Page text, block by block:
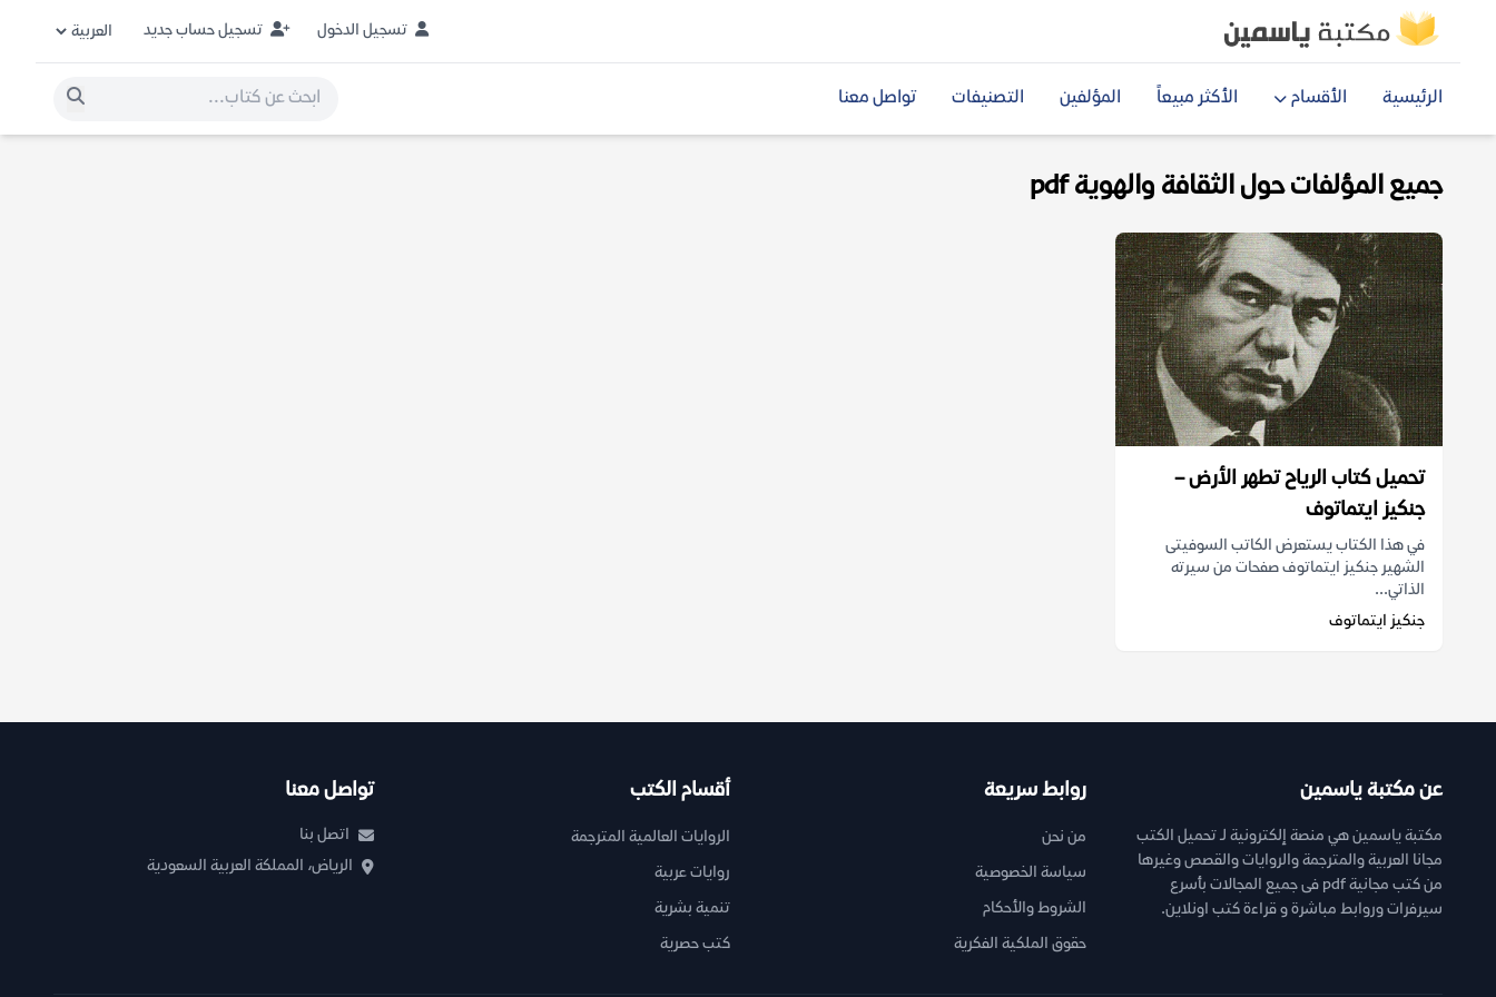
تسجيل الدخول تسجيل حساب جديد
الرئيسية الأقسام الأكثر مبيعاً المؤلفين التصنيفات تواصل معنا
جميع المؤلفات حول الثقافة والهوية pdf
تحميل كتاب الرياح تطهر الأرض –
جنكيز ايتماتوف
في هذا الكتاب يستعرض الكاتب السوفيتى
الشهير جنكيز ايتماتوف صفحات من سيرته
الذاتي...
جنكيز ايتماتوف
عن مكتبة ياسمين
مكتبة ياسمين هي منصة إلكترونية لـ تحميل الكتب
مجانا العربية والمترجمة والروايات والقصص وغيرها
من كتب مجانية pdf فى جميع المجالات بأسرع
سيرفرات وروابط مباشرة و قراءة كتب اونلاين.
روابط سريعة
من نحن
سياسة الخصوصية
الشروط والأحكام
حقوق الملكية الفكرية
أقسام الكتب
الروايات العالمية المترجمة
روايات عربية
تنمية بشرية
كتب حصرية
تواصل معنا
اتصل بنا
الرياض، المملكة العربية السعودية